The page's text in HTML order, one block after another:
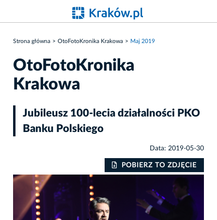
Strona główna OtoFotoKronika Krakowa Maj 2019
OtoFotoKronika
Krakowa
Jubileusz 100-lecia działalności PKO
Banku Polskiego
Data: 2019-05-30
POBIERZ TO ZDJĘCIE